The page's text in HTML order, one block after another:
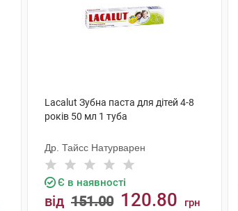
Lacalut Зубна паста для дітей 4-8
років 50 мл 1 туба
Др. Тайсс Натурварен
Є в наявності
від 151.00 120.80 грн